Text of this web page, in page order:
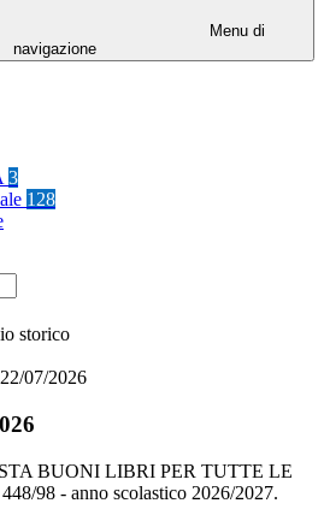
Menu di
navigazione
3
128
storico
07/2026
BUONI LIBRI PER TUTTE LE
98 - anno scolastico 2026/2027.